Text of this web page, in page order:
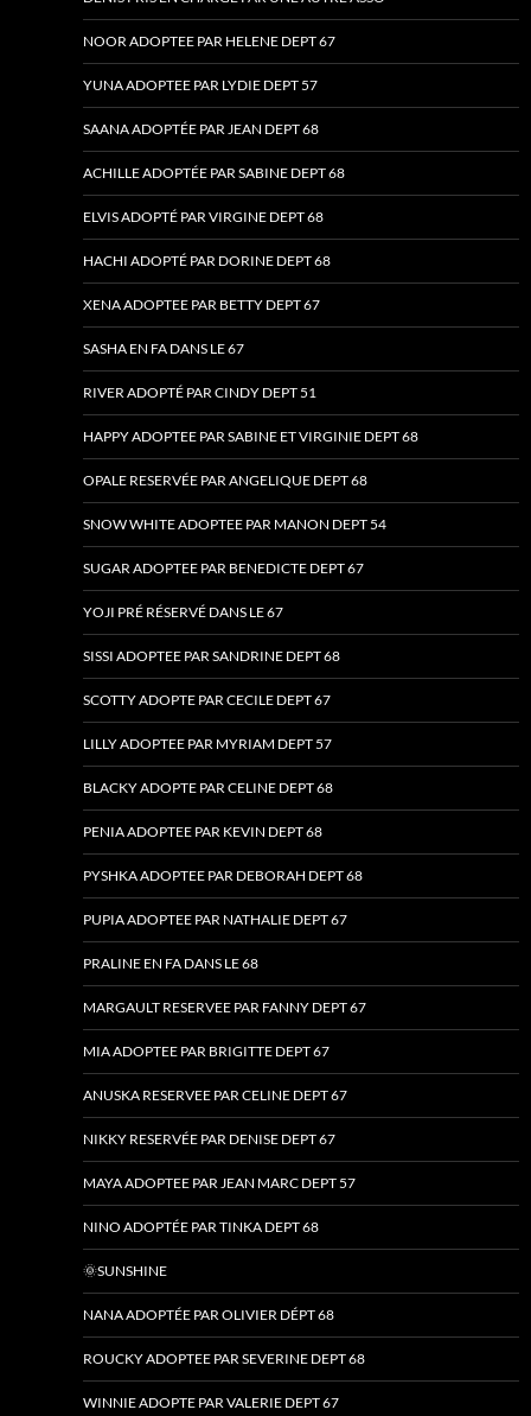
NOOR ADOPTEE PAR HELENE DEPT 67
YUNA ADOPTEE PAR LYDIE DEPT 57
SAANA ADOPTÉE PAR JEAN DEPT 68
ACHILLE ADOPTÉE PAR SABINE DEPT 68
ELVIS ADOPTÉ PAR VIRGINE DEPT 68
HACHI ADOPTÉ PAR DORINE DEPT 68
XENA ADOPTEE PAR BETTY DEPT 67
SASHA EN FA DANS LE 67
RIVER ADOPTÉ PAR CINDY DEPT 51
HAPPY ADOPTEE PAR SABINE ET VIRGINIE DEPT 68
OPALE RESERVÉE PAR ANGELIQUE DEPT 68
SNOW WHITE ADOPTEE PAR MANON DEPT 54
SUGAR ADOPTEE PAR BENEDICTE DEPT 67
YOJI PRÉ RÉSERVÉ DANS LE 67
SISSI ADOPTEE PAR SANDRINE DEPT 68
SCOTTY ADOPTE PAR CECILE DEPT 67
LILLY ADOPTEE PAR MYRIAM DEPT 57
BLACKY ADOPTE PAR CELINE DEPT 68
PENIA ADOPTEE PAR KEVIN DEPT 68
PYSHKA ADOPTEE PAR DEBORAH DEPT 68
PUPIA ADOPTEE PAR NATHALIE DEPT 67
PRALINE EN FA DANS LE 68
MARGAULT RESERVEE PAR FANNY DEPT 67
MIA ADOPTEE PAR BRIGITTE DEPT 67
ANUSKA RESERVEE PAR CELINE DEPT 67
NIKKY RESERVÉE PAR DENISE DEPT 67
MAYA ADOPTEE PAR JEAN MARC DEPT 57
NINO ADOPTÉE PAR TINKA DEPT 68
🌞SUNSHINE
NANA ADOPTÉE PAR OLIVIER DÉPT 68
ROUCKY ADOPTEE PAR SEVERINE DEPT 68
WINNIE ADOPTE PAR VALERIE DEPT 67